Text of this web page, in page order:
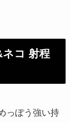
ネコ 射程
っぽう強い持